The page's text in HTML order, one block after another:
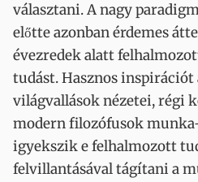
választani. A nagy
előtte azonban érdemes
évezredek alatt
tudást. Hasznos inspirációt
világvallások nézetei, régi
modern filozófusok
igyekszik e felhalmozott
felvillantásával tágítani a